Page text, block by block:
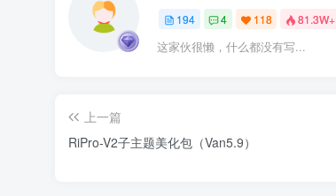
194 4 118 81.3W+
这家伙很懒，什么都没有写...
上一篇
RiPro-V2子主题美化包（Van5.9）